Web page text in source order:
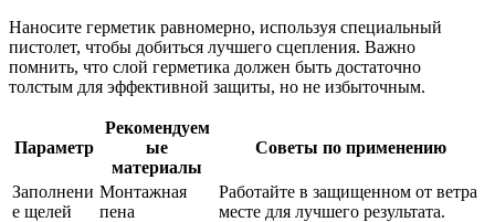
Наносите герметик равномерно, используя специальный
пистолет, чтобы добиться лучшего сцепления. Важно
помнить, что слой герметика должен быть достаточно
толстым для эффективной защиты, но не избыточным.
Параметр
Рекомендуем
ые
материалы
Советы по применению
Заполнени
е щелей
Монтажная
пена
Работайте в защищенном от ветра
месте для лучшего результата.